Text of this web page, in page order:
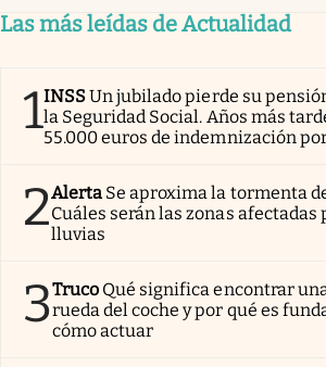
Las más leídas de Actualidad
1INSSUn jubilado pierde su
la Seguridad Social. Años más
55.000 euros de indemnización
2Alerta Se aproxima la tormenta
Cuáles serán las zonas afectadas
lluvias
3Truco Qué significa encontrar
rueda del coche y por qué es
cómo actuar